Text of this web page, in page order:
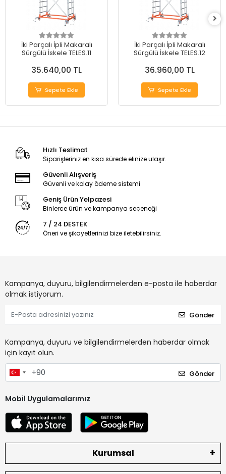
İki Parçalı İpli Makaralı
Sürgülü İskele TELES.11
35.640,00 TL
Sepete Ekle
İki Parçalı İpli Makaralı
Sürgülü İskele TELES.12
36.960,00 TL
Sepete Ekle
Hızlı Teslimat
Siparişleriniz en kısa sürede elinize ulaşır.
Güvenli Alışveriş
Güvenli ve kolay ödeme sistemi
Geniş Ürün Yelpazesi
Binlerce ürün ve kampanya seçeneği
7 / 24 DESTEK
Öneri ve şikayetlerinizi bize iletebilirsiniz.
Kampanya, duyuru, bilgilendirmelerden e-posta ile haberdar
olmak istiyorum.
Gönder
Kampanya, duyuru ve bilgilendirmelerden haberdar olmak
için kayıt olun.
Gönder
Mobil Uygulamalarımız
Kurumsal